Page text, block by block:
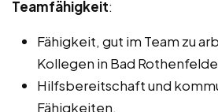
Teamfähigkeit:
Fähigkeit, gut im Team zu
Kollegen in Bad
Hilfsbereitschaft und
Fähigkeiten.